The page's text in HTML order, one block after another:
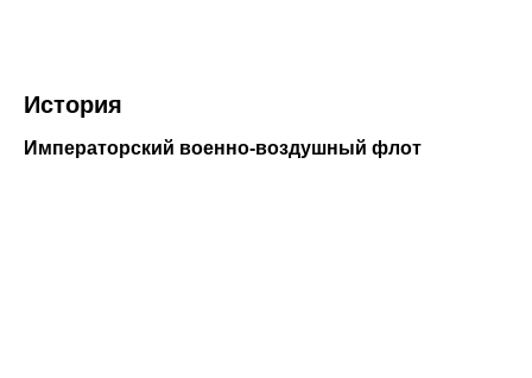
История
Императорский военно-воздушный флот